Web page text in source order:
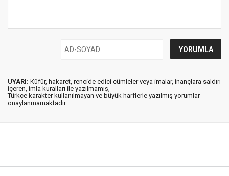
UYARI: Küfür, hakaret, rencide edici cümleler veya imalar, inançlara saldırı
içeren, imla kuralları ile yazılmamış,
Türkçe karakter kullanılmayan ve büyük harflerle yazılmış yorumlar
onaylanmamaktadır.